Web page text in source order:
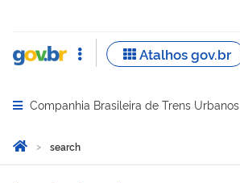
Abrir menu principal de navegação
Companhia Brasileira de Trens Urbanos
Você está aqui:
Homesearch